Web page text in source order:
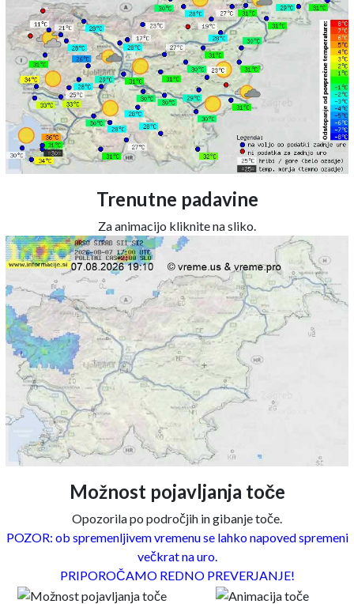
Trenutne padavine
Za animacijo kliknite na sliko.
Možnost pojavljanja toče
Opozorila po področjih in gibanje toče.
POZOR: ob spremenljivem vremenu se lahko napoved spremeni
večkrat na uro.
PRIPOROČAMO REDNO PREVERJANJE!